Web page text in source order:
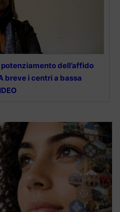
potenziamento dell’affido
breve i centri a bassa